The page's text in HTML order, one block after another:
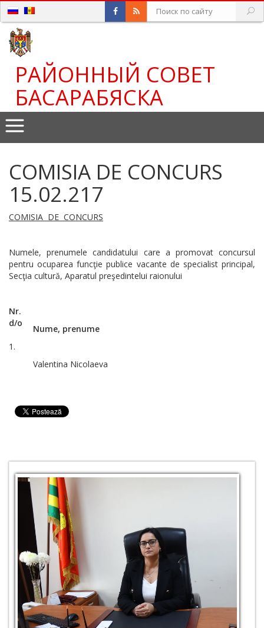
РАЙОННЫЙ СОВЕТ
БАСАРАБЯСКА
COMISIA DE CONCURS
15.02.217
COMISIA DE CONCURS
Numele, prenumele candidatului care a promovat concursul
pentru ocuparea funcţie publice vacante de specialist principal,
Secţia cultură, Aparatul preşedintelui raionului
Nr.
d/o
Nume, prenume
1.
Valentina Nicolaeva